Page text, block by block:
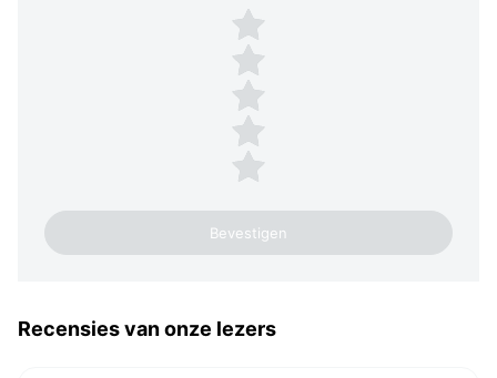
Plaats een beoordeling
5 sterren
4 sterren
3 sterren
2 sterren
1 ster
Recensies van onze lezers